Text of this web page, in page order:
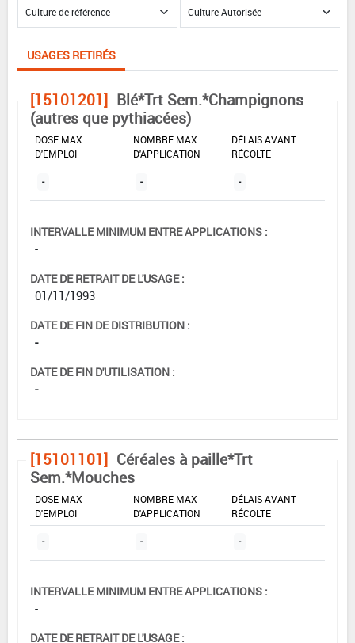
USAGES RETIRÉS
[15101201] Blé*Trt Sem.*Champignons
(autres que pythiacées)
DOSE MAX
D'EMPLOI
NOMBRE MAX
D'APPLICATION
DÉLAIS AVANT
RÉCOLTE
- - -
INTERVALLE MINIMUM ENTRE APPLICATIONS :
-
DATE DE RETRAIT DE L'USAGE :
01/11/1993
DATE DE FIN DE DISTRIBUTION :
-
DATE DE FIN D'UTILISATION :
-
[15101101] Céréales à paille*Trt
Sem.*Mouches
DOSE MAX
D'EMPLOI
NOMBRE MAX
D'APPLICATION
DÉLAIS AVANT
RÉCOLTE
- - -
INTERVALLE MINIMUM ENTRE APPLICATIONS :
-
DATE DE RETRAIT DE L'USAGE :